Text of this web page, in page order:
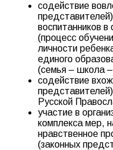
содействие
воспитанников
(процесс
личности
единого
(семья – школа
содействие
Русской
участие в
комплекса мер,
нравственное
(законных